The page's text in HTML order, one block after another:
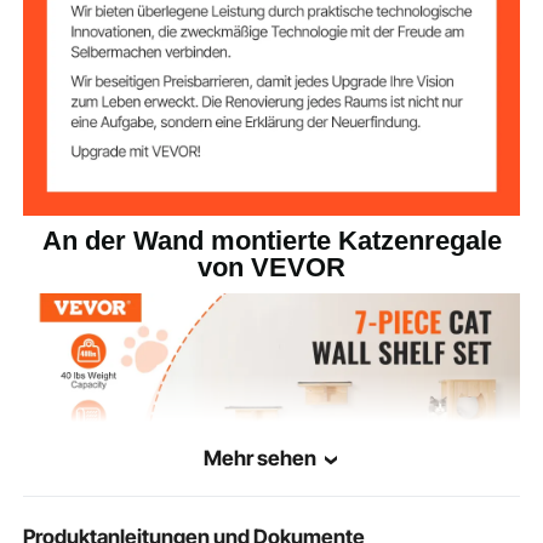
Katzenhaus
50 x 32,5 x 28 cm
Maße des
quadratischen
Treppengröße
17,72 x 8,27 x 2,76 Zoll / 45 x
21,2 x 7 cm
Pfostengröße
φ 2,99 x 11,81 Zoll / φ 7,6 x
An der Wand montierte Katzenregale
von VEVOR
Mehr sehen
Produktanleitungen und Dokumente